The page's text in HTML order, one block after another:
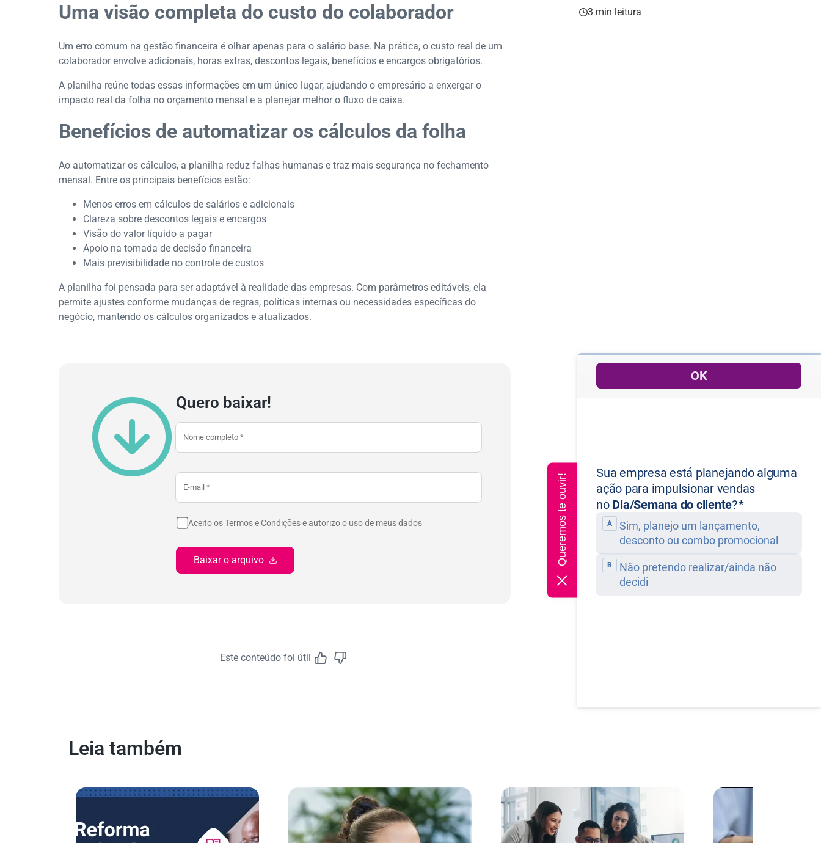
Uma visão completa do custo do colaborador
Um erro comum na gestão financeira é olhar apenas para o salário base. Na prática, o custo real de um
colaborador envolve adicionais, horas extras, descontos legais, benefícios e encargos obrigatórios.
A planilha reúne todas essas informações em um único lugar, ajudando o empresário a enxergar o
impacto real da folha no orçamento mensal e a planejar melhor o fluxo de caixa.
Benefícios de automatizar os cálculos da folha
Ao automatizar os cálculos, a planilha reduz falhas humanas e traz mais segurança no fechamento
mensal. Entre os principais benefícios estão:
Menos erros em cálculos de salários e adicionais
Clareza sobre descontos legais e encargos
Visão do valor líquido a pagar
Apoio na tomada de decisão financeira
Mais previsibilidade no controle de custos
A planilha foi pensada para ser adaptável à realidade das empresas. Com parâmetros editáveis, ela
permite ajustes conforme mudanças de regras, políticas internas ou necessidades específicas do
negócio, mantendo os cálculos organizados e atualizados.
Quero baixar!
Aceito os Termos e Condições e autorizo o uso de meus dados
Baixar o arquivo
Feedback do Artigo
Este conteúdo foi útil
3 min leitura
Leia também
Queremos te ouvir!